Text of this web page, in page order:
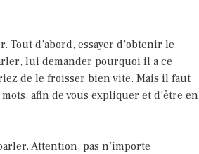
d’abord, essayer d’obtenir le
lui demander pourquoi il a ce
de le froisser bien vite. Mais il faut
afin de vous expliquer et d’être en
Attention, pas n’importe